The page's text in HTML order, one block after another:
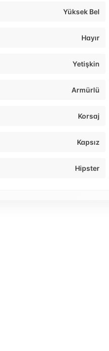
Yüksek Bel
Hayır
Yetişkin
Armürlü
Korsaj
Kapsız
Hipster